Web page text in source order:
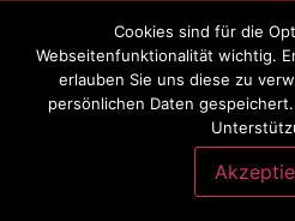
Webdesign by hostingguests.com
Terms and conditions
Cookies
Cookies sind für die
Webseitenfunktionalität wichtig.
erlauben Sie uns diese zu
persönlichen Daten